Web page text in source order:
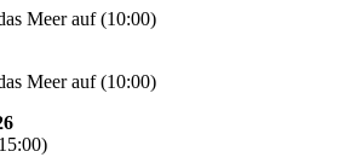
Meer auf(10:00)
Meer auf(10:00)
15:00)